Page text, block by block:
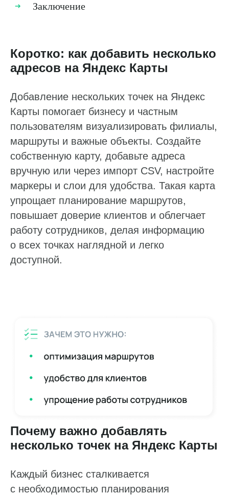
Заключение
Коротко: как добавить несколько
адресов на Яндекс Карты
Добавление нескольких точек на Яндекс
Карты помогает бизнесу и частным
пользователям визуализировать филиалы,
маршруты и важные объекты. Создайте
собственную карту, добавьте адреса
вручную или через импорт CSV, настройте
маркеры и слои для удобства. Такая карта
упрощает планирование маршрутов,
повышает доверие клиентов и облегчает
работу сотрудников, делая информацию
о всех точках наглядной и легко
доступной.
Почему важно добавлять
несколько точек на Яндекс Карты
Каждый бизнес сталкивается
с необходимостью планирования